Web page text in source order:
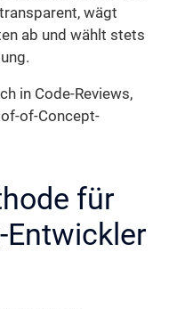
wägt
ab und wählt stets
in Code-Reviews,
of-Concept-
für
Entwickler